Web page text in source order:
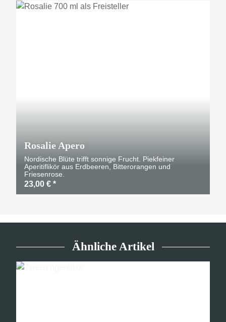
Rosalie Apero
Nordische Blüte trifft sonnige Frucht. Piekfeiner
Aperitiflikör aus Erdbeeren, Bitterorangen und
Friesenrose.
23,00 € *
Ähnliche Artikel